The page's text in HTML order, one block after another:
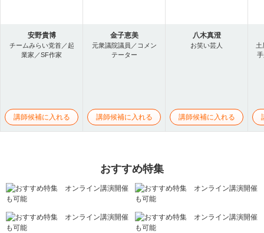
安野貴博
チームみらい党首／起
業家／SF作家
講師候補に入れる
金子恵美
元衆議院議員／コメン
テーター
講師候補に入れる
八木真澄
お笑い芸人
講師候補に入れる
土
おすすめ特集